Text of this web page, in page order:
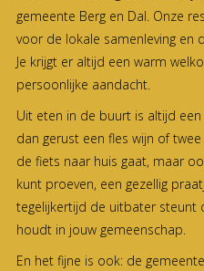
gemeente Berg en Dal. Onze
voor de lokale samenleving en
Je krijgt er altijd een warm
persoonlijke aandacht.
Uit eten in de buurt is altijd
dan gerust een fles wijn of
de fiets naar huis gaat, maar
kunt proeven, een gezellig
tegelijkertijd de uitbater steunt
houdt in jouw gemeenschap.
En het fijne is ook: de